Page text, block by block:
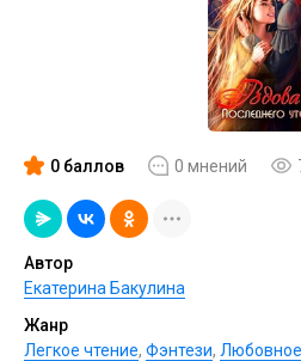
0 баллов 0 мнений
Автор
Екатерина Бакулина
Жанр
Легкое чтение, Фэнтези,